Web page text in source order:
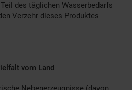
des täglichen Wasserbedarfs
Verzehr dieses Produktes
vom Land